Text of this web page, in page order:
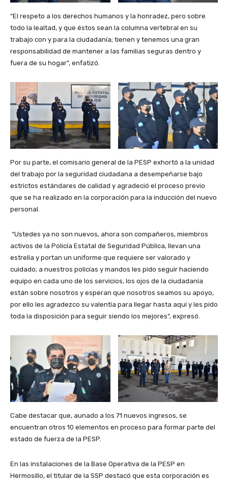
“El respeto a los derechos humanos y la honradez, pero sobre
todo la lealtad, y que éstos sean la columna vertebral en su
trabajo con y para la ciudadanía; tienen y tenemos una gran
responsabilidad de mantener a las familias seguras dentro y
fuera de su hogar”, enfatizó.
Por su parte, el comisario general de la PESP exhortó a la unidad
del trabajo por la seguridad ciudadana a desempeñarse bajo
estrictos estándares de calidad y agradeció el proceso previo
que se ha realizado en la corporación para la inducción del nuevo
personal.
“Ustedes ya no son nuevos, ahora son compañeros, miembros
activos de la Policía Estatal de Seguridad Pública, llevan una
estrella y portan un uniforme que requiere ser valorado y
cuidado; a nuestros policías y mandos les pido seguir haciendo
equipo en cada uno de los servicios, los ojos de la ciudadanía
están sobre nosotros y esperan que nosotros seamos su apoyo,
por ello les agradezco su valentía para llegar hasta aquí y les pido
toda la disposición para seguir siendo los mejores”, expresó.
Cabe destacar que, aunado a los 71 nuevos ingresos, se
encuentran otros 10 elementos en proceso para formar parte del
estado de fuerza de la PESP.
En las instalaciones de la Base Operativa de la PESP en
Hermosillo, el titular de la SSP destacó que esta corporación es